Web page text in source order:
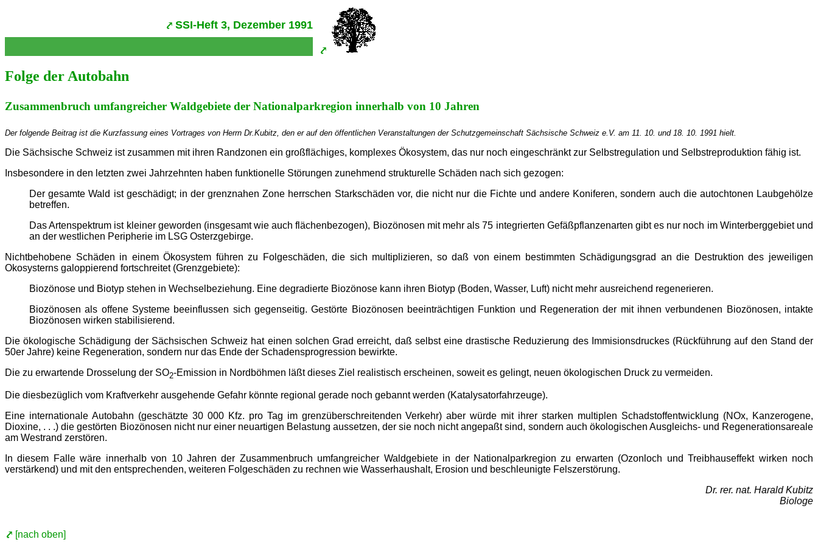
SSI-Heft 3, Dezember 1991
Folge der Autobahn
Zusammenbruch umfangreicher Waldgebiete der Nationalparkregion innerhalb von 10 Jahren
Der folgende Beitrag ist die Kurzfassung eines Vortrages von Herrn Dr.Kubitz, den er auf den öffentlichen Veranstaltungen der Schutzgemeinschaft Sächsische Schweiz e.V. am 11. 10. und 18. 10. 1991 hielt.
Die Sächsische Schweiz ist zusammen mit ihren Randzonen ein großflächiges, komplexes Ökosystem, das nur noch eingeschränkt zur Selbstregulation und Selbstreproduktion fähig ist.
Insbesondere in den letzten zwei Jahrzehnten haben funktionelle Störungen zunehmend strukturelle Schäden nach sich gezogen:
Der gesamte Wald ist geschädigt; in der grenznahen Zone herrschen Starkschäden vor, die nicht nur die Fichte und andere Koniferen, sondern auch die autochtonen Laubgehölze
betreffen.
Das Artenspektrum ist kleiner geworden (insgesamt wie auch flächenbezogen), Biozönosen mit mehr als 75 integrierten Gefäßpflanzenarten gibt es nur noch im Winterberggebiet und
an der westlichen Peripherie im LSG Osterzgebirge.
Nichtbehobene Schäden in einem Ökosystem führen zu Folgeschäden, die sich multiplizieren, so daß von einem bestimmten Schädigungsgrad an die Destruktion des jeweiligen
Okosysterns galoppierend fortschreitet (Grenzgebiete):
Biozönose und Biotyp stehen in Wechselbeziehung. Eine degradierte Biozönose kann ihren Biotyp (Boden, Wasser, Luft) nicht mehr ausreichend regenerieren.
Biozönosen als offene Systeme beeinflussen sich gegenseitig. Gestörte Biozönosen beeinträchtigen Funktion und Regeneration der mit ihnen verbundenen Biozönosen, intakte
Biozönosen wirken stabilisierend.
Die ökologische Schädigung der Sächsischen Schweiz hat einen solchen Grad erreicht, daß selbst eine drastische Reduzierung des Immisionsdruckes (Rückführung auf den Stand der
50er Jahre) keine Regeneration, sondern nur das Ende der Schadensprogression bewirkte.
Die zu erwartende Drosselung der SO2-Emission in Nordböhmen läßt dieses Ziel realistisch erscheinen, soweit es gelingt, neuen ökologischen Druck zu vermeiden.
Die diesbezüglich vom Kraftverkehr ausgehende Gefahr könnte regional gerade noch gebannt werden (Katalysatorfahrzeuge).
Eine internationale Autobahn (geschätzte 30 000 Kfz. pro Tag im grenzüberschreitenden Verkehr) aber würde mit ihrer starken multiplen Schadstoffentwicklung (NOx, Kanzerogene,
Dioxine, . . .) die gestörten Biozönosen nicht nur einer neuartigen Belastung aussetzen, der sie noch nicht angepaßt sind, sondern auch ökologischen Ausgleichs- und Regenerationsareale
am Westrand zerstören.
In diesem Falle wäre innerhalb von 10 Jahren der Zusammenbruch umfangreicher Waldgebiete in der Nationalparkregion zu erwarten (Ozonloch und Treibhauseffekt wirken noch
verstärkend) und mit den entsprechenden, weiteren Folgeschäden zu rechnen wie Wasserhaushalt, Erosion und beschleunigte Felszerstörung.
Dr. rer. nat. Harald Kubitz
Biologe
[nach oben]